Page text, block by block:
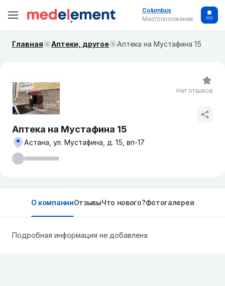
Columbus
Местоположение
Главная Аптеки, другое Аптека на Мустафина 15
Аптека на Мустафина 15
Астана, ул. Мустафина, д. 15, вп-17
Нет отзывов
О компанииОтзывыЧто нового?Фотогалерея
Подробная информация не добавлена